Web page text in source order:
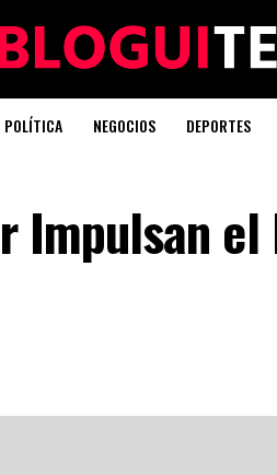
POLÍTICA NEGOCIOS DEPORTES
Impulsan el